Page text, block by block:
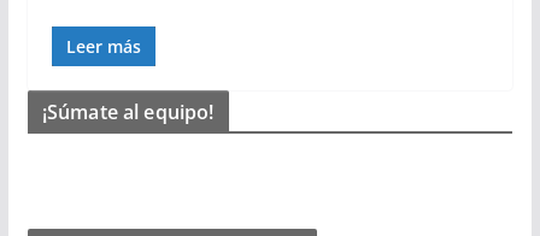
Leer más
¡Súmate al equipo!